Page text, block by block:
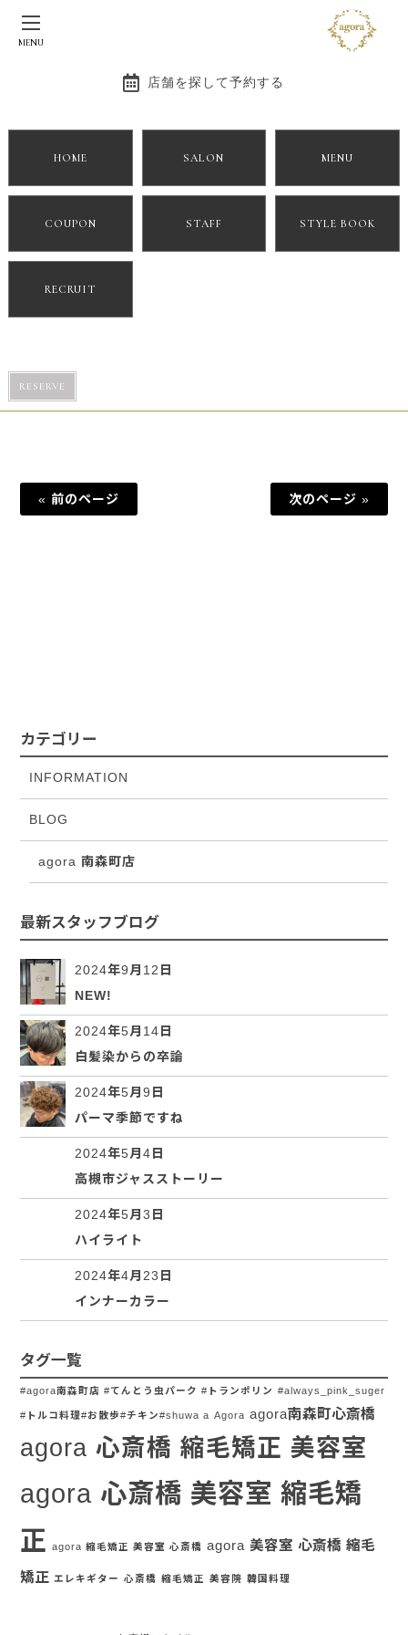
MENU
RESERVE
店舗を探して予約する
HOME SALON MENU
COUPON STAFF STYLE BOOK
RECRUIT
お客様スタイル
BLOG
こんにちは！Juriです（＾Ｏ＾）
先日カラーカットをさせて頂いたお客様です！
いつもの色味をチェンジして、
バーガンディカラーにトライしてみました☆
とってもお似合いでした(≧∀≦)
agora?神戸 元町
« 前のページ 次のページ »
カテゴリー
INFORMATION
BLOG
agora 南森町店
最新スタッフブログ
2024年9月12日
NEW!
2024年5月14日
白髪染からの卒論
2024年5月9日
パーマ季節ですね
2024年5月4日
高槻市ジャスストーリー
2024年5月3日
ハイライト
2024年4月23日
インナーカラー
タグ一覧
#agora南森町店 #てんとう虫パーク #トランポリン #always_pink_suger
#トルコ料理#お散歩#チキン#shuwa a Agora agora南森町心斎橋
agora 心斎橋 縮毛矯正 美容室
agora 心斎橋 美容室 縮毛矯
正 agora 縮毛矯正 美容室 心斎橋 agora 美容室 心斎橋 縮毛
矯正 エレキギター 心斎橋 縮毛矯正 美容院 韓国料理